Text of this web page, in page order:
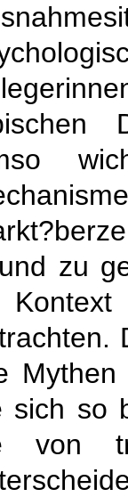
zu
Kontext
sich so
von